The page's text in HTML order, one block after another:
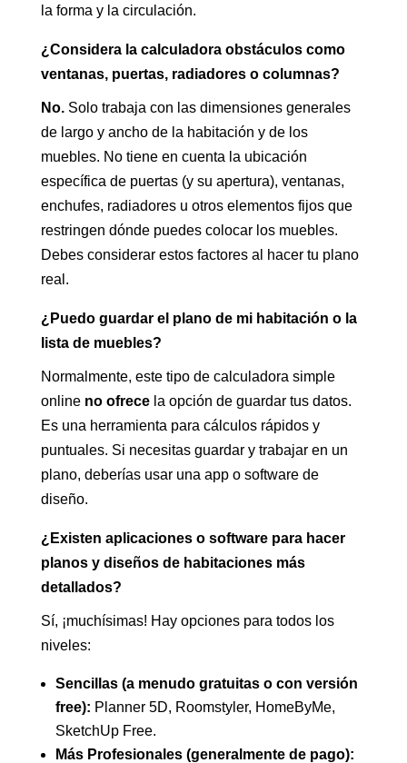
la forma y la circulación.
¿Considera la calculadora obstáculos como
ventanas, puertas, radiadores o columnas?
No.Solo trabaja con las dimensiones generales
de largo y ancho de la habitación y de los
muebles. No tiene en cuenta la ubicación
específica de puertas (y su apertura), ventanas,
enchufes, radiadores u otros elementos fijos que
restringen dónde puedes colocar los muebles.
Debes considerar estos factores al hacer tu plano
real.
¿Puedo guardar el plano de mi habitación o la
lista de muebles?
Normalmente, este tipo de calculadora simple
online no ofrecela opción de guardar tus datos.
Es una herramienta para cálculos rápidos y
puntuales. Si necesitas guardar y trabajar en un
plano, deberías usar una app o software de
diseño.
¿Existen aplicaciones o software para hacer
planos y diseños de habitaciones más
detallados?
Sí, ¡muchísimas! Hay opciones para todos los
niveles:
Sencillas (a menudo gratuitas o con versión
free): Planner 5D, Roomstyler, HomeByMe,
SketchUp Free.
Más Profesionales (generalmente de pago):